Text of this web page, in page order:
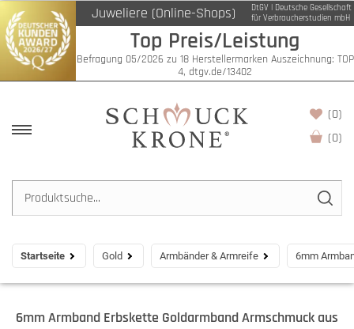
Juweliere (Online-Shops)
DtGV | Deutsche Gesellschaft
für Verbraucherstudien mbH
Top Preis/Leistung
Befragung 05/2026 zu 18 Herstellermarken Auszeichnung: TOP
4, dtgv.de/13402
(0)
(0)
Startseite Gold Armbänder & Armreife 6mm
6mm Armband Erbskette Goldarmband Armschmuck aus